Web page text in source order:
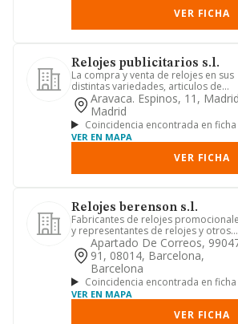
VER FICHA
Relojes publicitarios s.l.
La compra y venta de relojes en sus
distintas variedades, articulos de
regalo y componentes electro...
Aravaca. Espinos, 11,
Madrid
Coincidencia encontrada en ficha
VER EN MAPA
VER FICHA
Relojes berenson s.l.
Fabricantes de relojes
y representantes de relojes y otros
articulos de marca para pr...
Apartado De Correos,
91, 08014, Barcelona,
Barcelona
Coincidencia encontrada en ficha
VER EN MAPA
VER FICHA